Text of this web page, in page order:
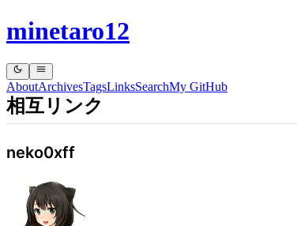
minetaro12
AboutArchivesTagsLinksSearchMy GitHub
相互リンク
neko0xff